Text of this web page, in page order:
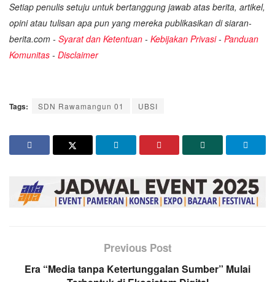
Setiap penulis setuju untuk bertanggung jawab atas berita, artikel,
opini atau tulisan apa pun yang mereka publikasikan di siaran-
berita.com - Syarat dan Ketentuan - Kebijakan Privasi- Panduan
Komunitas - Disclaimer
Tags: SDN Rawamangun 01 UBSI
Previous Post
Era “Media tanpa Ketertunggalan Sumber” Mulai